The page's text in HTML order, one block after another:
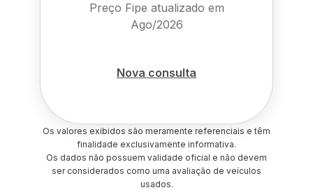
Preço Fipe atualizado em
Ago/2026
Nova consulta
Os valores exibidos são meramente referenciais e têm
finalidade exclusivamente informativa.
Os dados não possuem validade oficial e não devem
ser considerados como uma avaliação de veículos
usados.